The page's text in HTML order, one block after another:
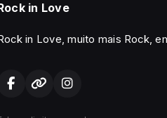
in Love
in Love, muito mais Rock,